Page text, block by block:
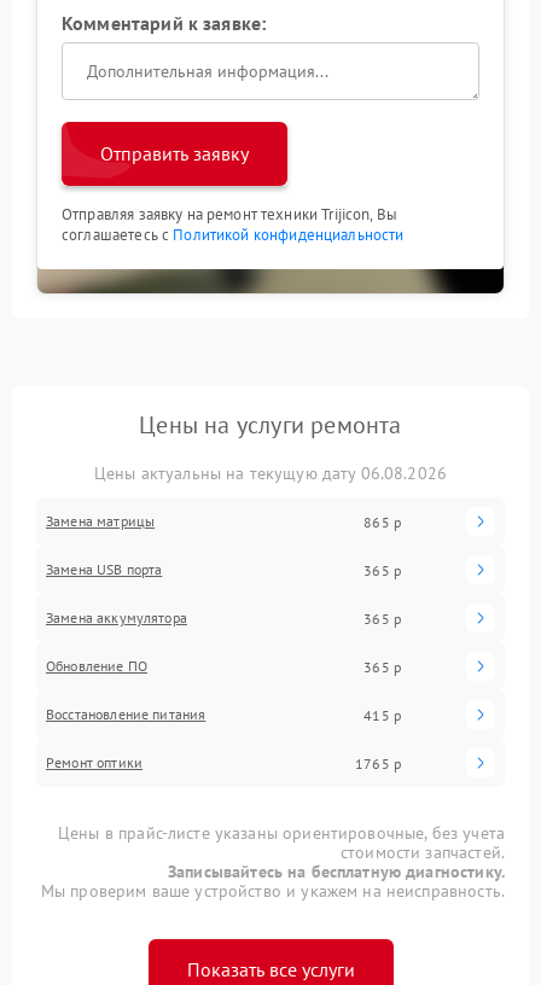
Комментарий к заявке:
Отправить заявку
Отправляя заявку на ремонт техники Trijicon, Вы
соглашаетесь с Политикой конфиденциальности
Цены на услуги ремонта
Цены актуальны на текущую дату 06.08.2026
Замена матрицы 865 р
Замена USB порта 365 р
Замена аккумулятора 365 р
Обновление ПО 365 р
Восстановление питания 415 р
Ремонт оптики 1765 р
Цены в прайс-листе указаны ориентировочные, без учета
стоимости запчастей.
Записывайтесь на бесплатную диагностику.
Мы проверим ваше устройство и укажем на неисправность.
Показать все услуги